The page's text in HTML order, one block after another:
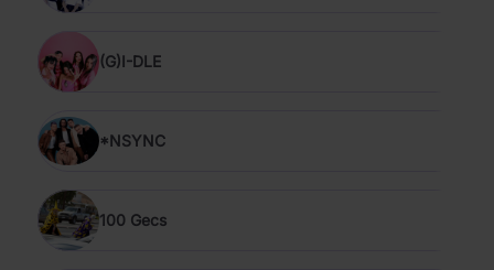
(G)I-DLE
*NSYNC
100 Gecs